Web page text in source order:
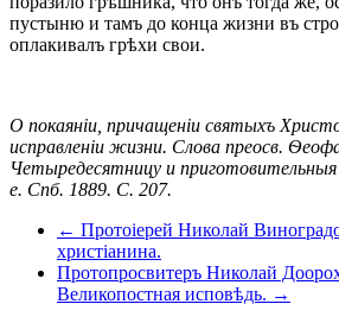
пустыню и тамъ до конца жизни въ
оплакивалъ грѣхи свои.
О покаяніи, причащеніи святыхъ
исправленіи жизни. Слова преосв.
Четыредесятницу и
е. Спб. 1889. С. 207.
← Протоіерей Николай
христіанина.
Протопросвитеръ Николай
Великопостная исповѣдь. →